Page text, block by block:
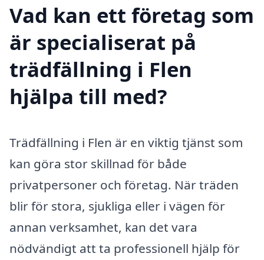
Vad kan ett företag som
är specialiserat på
trädfällning i Flen
hjälpa till med?
Trädfällning i Flen är en viktig tjänst som
kan göra stor skillnad för både
privatpersoner och företag. När träden
blir för stora, sjukliga eller i vägen för
annan verksamhet, kan det vara
nödvändigt att ta professionell hjälp för